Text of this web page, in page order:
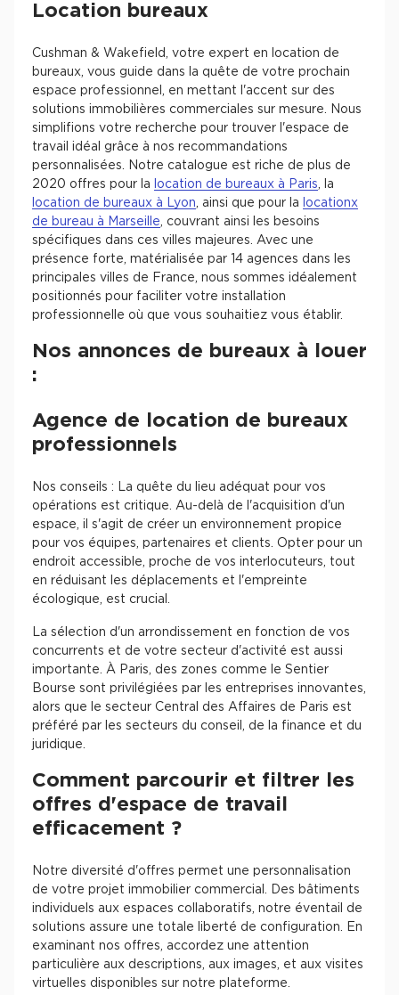
Location bureaux
Cushman & Wakefield, votre expert en location de
bureaux, vous guide dans la quête de votre prochain
espace professionnel, en mettant l'accent sur des
solutions immobilières commerciales sur mesure. Nous
simplifions votre recherche pour trouver l'espace de
travail idéal grâce à nos recommandations
personnalisées. Notre catalogue est riche de plus de
2020 offres pour la
location de bureaux à Paris, la
location de bureaux à Lyon, ainsi que pour la
locationx
de bureau à Marseille, couvrant ainsi les besoins
spécifiques dans ces villes majeures. Avec une
présence forte, matérialisée par 14 agences dans les
principales villes de France, nous sommes idéalement
positionnés pour faciliter votre installation
professionnelle où que vous souhaitiez vous établir.
Nos annonces de bureaux à louer
:
Agence de location de bureaux
professionnels
Nos conseils : La quête du lieu adéquat pour vos
opérations est critique. Au-delà de l'acquisition d'un
espace, il s'agit de créer un environnement propice
pour vos équipes, partenaires et clients. Opter pour un
endroit accessible, proche de vos interlocuteurs, tout
en réduisant les déplacements et l'empreinte
écologique, est crucial.
La sélection d'un arrondissement en fonction de vos
concurrents et de votre secteur d'activité est aussi
importante. À Paris, des zones comme le Sentier
Bourse sont privilégiées par les entreprises innovantes,
alors que le secteur Central des Affaires de Paris est
préféré par les secteurs du conseil, de la finance et du
juridique.
Comment parcourir et filtrer les
offres d'espace de travail
efficacement ?
Notre diversité d'offres permet une personnalisation
de votre projet immobilier commercial. Des bâtiments
individuels aux espaces collaboratifs, notre éventail de
solutions assure une totale liberté de configuration. En
examinant nos offres, accordez une attention
particulière aux descriptions, aux images, et aux visites
virtuelles disponibles sur notre plateforme.